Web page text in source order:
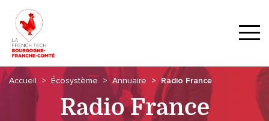
Accueil Écosystème Annuaire Radio France
Radio France